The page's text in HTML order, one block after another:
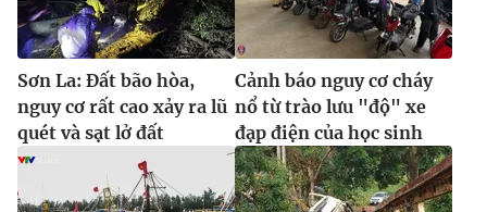
Sơn La: Đất bão hòa,
nguy cơ rất cao xảy ra lũ
quét và sạt lở đất
Cảnh báo nguy cơ cháy
nổ từ trào lưu "độ" xe
đạp điện của học sinh